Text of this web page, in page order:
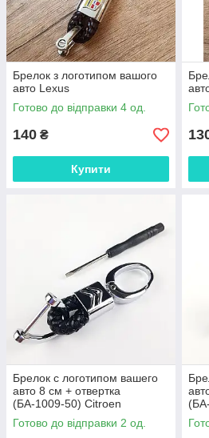
Брелок з логотипом вашого
авто Lexus
Готово до відправки 4 од.
140 ₴
Купити
Брелок с логотипом вашего
авто 8 см + отвертка
(БА-1009-50) Citroen
Готово до відправки 2 од.